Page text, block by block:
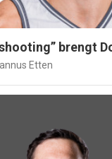
brengt
Etten